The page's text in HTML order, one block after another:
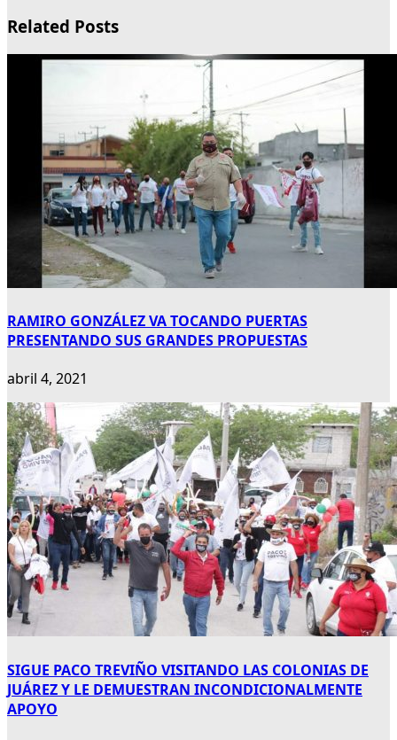
Related Posts
RAMIRO GONZÁLEZ VA TOCANDO PUERTAS
PRESENTANDO SUS GRANDES PROPUESTAS
abril 4, 2021
SIGUE PACO TREVIÑO VISITANDO LAS COLONIAS DE
JUÁREZ Y LE DEMUESTRAN INCONDICIONALMENTE
APOYO